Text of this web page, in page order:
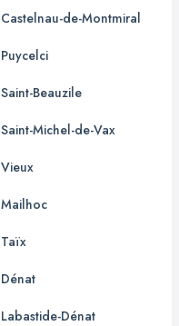
Castelnau-de-Montmiral
Puycelci
Saint-Beauzile
Saint-Michel-de-Vax
Vieux
Mailhoc
Taïx
Dénat
Labastide-Dénat